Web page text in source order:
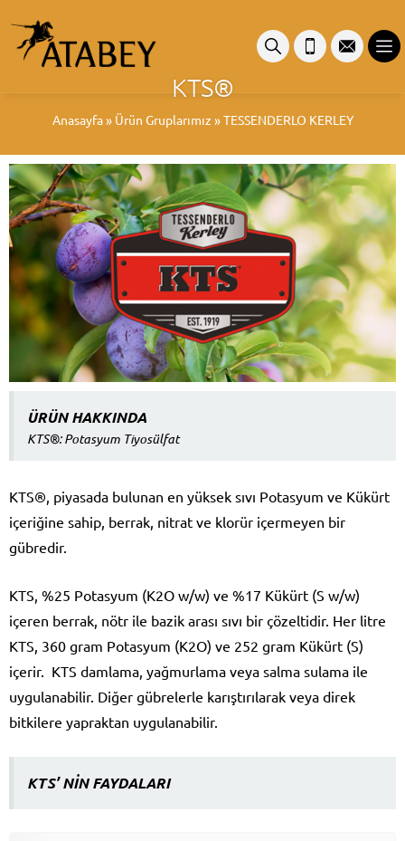
KTS®
Anasayfa» Ürün Gruplarımız »TESSENDERLO KERLEY
ÜRÜN HAKKINDA
KTS®: Potasyum Tiyosülfat
KTS®, piyasada bulunan en yüksek sıvı Potasyum ve Kükürt
içeriğine sahip, berrak, nitrat ve klorür içermeyen bir
gübredir.
KTS, %25 Potasyum (K2O w/w) ve %17 Kükürt (S w/w)
içeren berrak, nötr ile bazik arası sıvı bir çözeltidir. Her litre
KTS, 360 gram Potasyum (K2O) ve 252 gram Kükürt (S)
içerir. KTS damlama, yağmurlama veya salma sulama ile
uygulanabilir. Diğer gübrelerle karıştırılarak veya direk
bitkilere yapraktan uygulanabilir.
KTS’ NİN FAYDALARI